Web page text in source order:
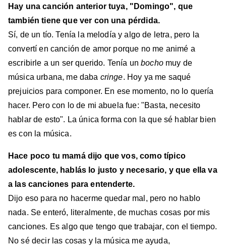
Hay una canción anterior tuya, "Domingo", que
también tiene que ver con una pérdida.
Sí, de un tío. Tenía la melodía y algo de letra, pero la
convertí en canción de amor porque no me animé a
escribirle a un ser querido. Tenía unbocho muy de
música urbana, me daba cringe. Hoy ya me saqué
prejuicios para componer. En ese momento, no lo quería
hacer. Pero con lo de mi abuela fue: "Basta, necesito
hablar de esto". La única forma con la que sé hablar bien
es con la música.
Hace poco tu mamá dijo que vos, como típico
adolescente, hablás lo justo y necesario, y que ella va
a las canciones para entenderte.
Dijo eso para no hacerme quedar mal, pero no hablo
nada. Se enteró, literalmente, de muchas cosas por mis
canciones. Es algo que tengo que trabajar, con el tiempo.
No sé decir las cosas y la música me ayuda,